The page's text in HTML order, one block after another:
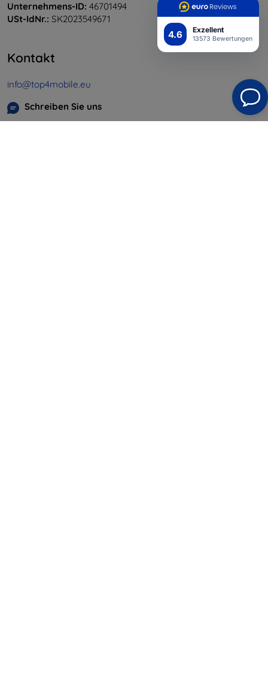
4.6 Exzellent
13573 Bewertungen
Unternehmens-ID: 46701494
USt-IdNr.: SK2023549671
Kontakt
info@top4mobile.eu
Schreiben Sie uns